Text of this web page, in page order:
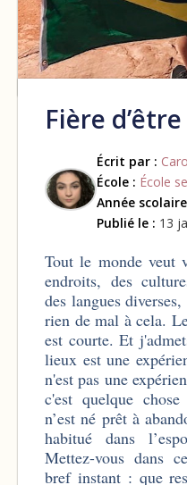
Fière
Écrit par :
École : École
Année
Publié le : 13
Tout le monde veut
endroits, des
des langues
rien de mal à cela.
est courte. Et
lieux est une
n'est pas une
c'est quelque
n’est né prêt à
habitué dans
Mettez-vous dans
bref instant : que